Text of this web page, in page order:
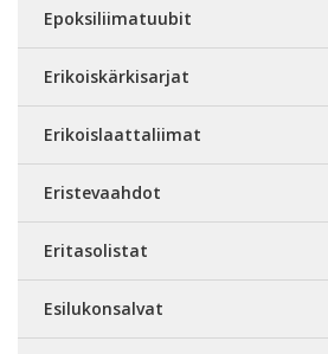
Epoksiliimatuubit
Erikoiskärkisarjat
Erikoislaattaliimat
Eristevaahdot
Eritasolistat
Esilukonsalvat